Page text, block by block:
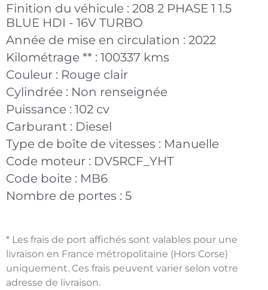
Finition du véhicule : 208 2 PHASE 1 1.5
BLUE HDI - 16V TURBO
Année de mise en circulation : 2022
Kilométrage ** : 100337 kms
Couleur : Rouge clair
Cylindrée : Non renseignée
Puissance : 102 cv
Carburant : Diesel
Type de boîte de vitesses : Manuelle
Code moteur : DV5RCF_YHT
Code boite : MB6
Nombre de portes : 5
* Les frais de port affichés sont valables pour une
livraison en France métropolitaine (Hors Corse)
uniquement. Ces frais peuvent varier selon votre
adresse de livraison.